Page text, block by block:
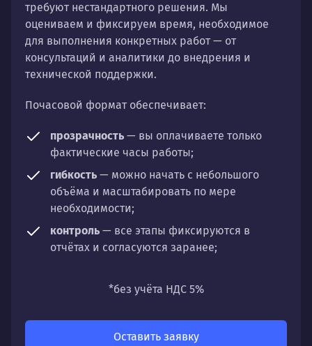
требуют нестандартного решения. Мы
оцениваем и фиксируем время, необходимое
для выполнения конкретных работ — от
консультаций и аналитики до внедрения и
технической поддержки.
Почасовой формат обеспечивает:
прозрачность — вы оплачиваете только
фактические часы работы;
гибкость — можно начать с небольшого
объёма и масштабировать по мере
необходимости;
контроль — все этапы фиксируются в
отчётах и согласуются заранее;
направлений: стратегии, настройки,
*без учёта НДС 5%
Оставить заявку